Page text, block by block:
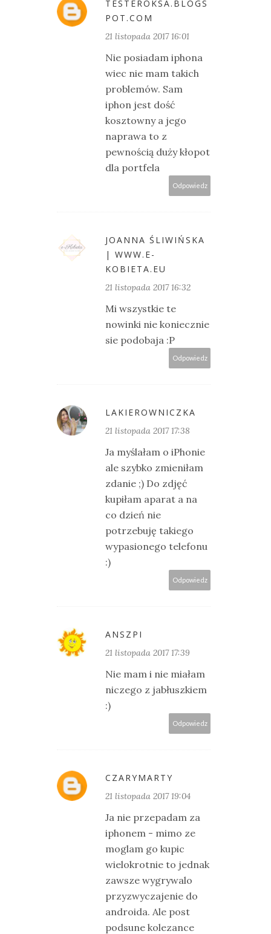
TESTEROKSA.BLOGS
POT.COM
21 listopada 2017 16:01
Nie posiadam iphona
wiec nie mam takich
problemów. Sam
iphon jest dość
kosztowny a jego
naprawa to z
pewnością duży kłopot
dla portfela
Odpowiedz
JOANNA ŚLIWIŃSKA
| WWW.E-
KOBIETA.EU
21 listopada 2017 16:32
Mi wszystkie te
nowinki nie koniecznie
sie podobaja :P
Odpowiedz
LAKIEROWNICZKA
21 listopada 2017 17:38
Ja myślałam o iPhonie
ale szybko zmieniłam
zdanie ;) Do zdjęć
kupiłam aparat a na
co dzień nie
potrzebuję takiego
wypasionego telefonu
:)
Odpowiedz
ANSZPI
21 listopada 2017 17:39
Nie mam i nie miałam
niczego z jabłuszkiem
:)
Odpowiedz
CZARYMARTY
21 listopada 2017 19:04
Ja nie przepadam za
iphonem - mimo ze
moglam go kupic
wielokrotnie to jednak
zawsze wygrywalo
przyzwyczajenie do
androida. Ale post
podsune kolezance